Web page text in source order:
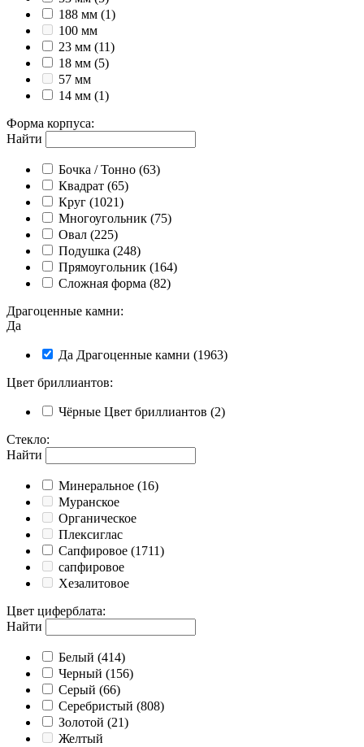
188 мм (1)
100 мм
23 мм (11)
18 мм (5)
57 мм
14 мм (1)
Форма корпуса:
Найти
Бочка / Тонно (63)
Квадрат (65)
Круг (1021)
Многоугольник (75)
Овал (225)
Подушка (248)
Прямоугольник (164)
Сложная форма (82)
Драгоценные камни:
Да
Да Драгоценные камни (1963)
Цвет бриллиантов:
Чёрные Цвет бриллиантов (2)
Стекло:
Найти
Минеральное (16)
Муранское
Органическое
Плексиглас
Сапфировое (1711)
сапфировое
Хезалитовое
Цвет циферблата:
Найти
Белый (414)
Черный (156)
Серый (66)
Серебристый (808)
Золотой (21)
Желтый